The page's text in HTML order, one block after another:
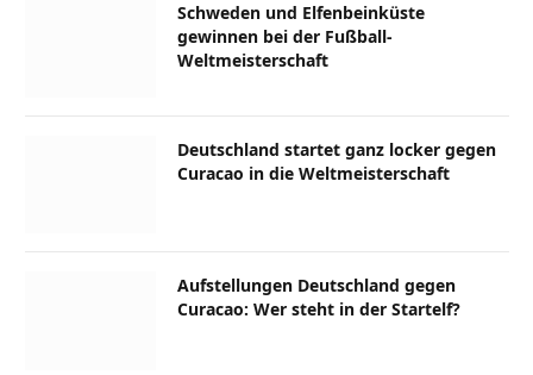
Schweden und Elfenbeinküste
gewinnen bei der Fußball-
Weltmeisterschaft
Deutschland startet ganz locker gegen
Curacao in die Weltmeisterschaft
Aufstellungen Deutschland gegen
Curacao: Wer steht in der Startelf?